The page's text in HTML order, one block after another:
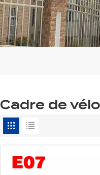
Cadre de